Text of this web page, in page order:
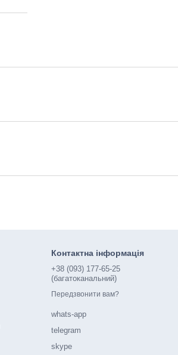
Контактна інформація
+38 (093) 177-65-25
(багатоканальний)
Передзвонити вам?
whats-app
telegram
skype